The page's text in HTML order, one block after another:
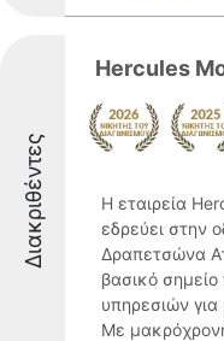
Διακριθέντες
Hercules
Η εταιρεία
εδρεύει στην
Δραπετσώνα
βασικό
υπηρεσιών
Με